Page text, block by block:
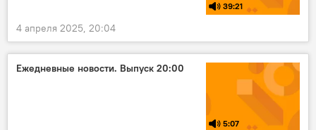
39:21
4 апреля 2025, 20:04
Ежедневные новости. Выпуск 20:00
5:07